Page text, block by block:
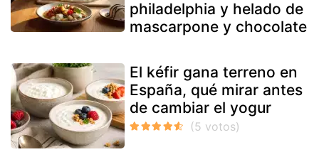
philadelphia y helado de
mascarpone y chocolate
El kéfir gana terreno en
España, qué mirar antes
de cambiar el yogur